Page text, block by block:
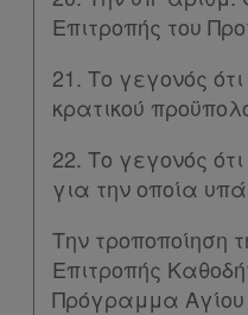
Επιτροπής του
21. Το γεγονός
κρατικού
22. Το γεγονός
για την οποία
Την τροποποίηση
Επιτροπής
Πρόγραμμα Αγίου